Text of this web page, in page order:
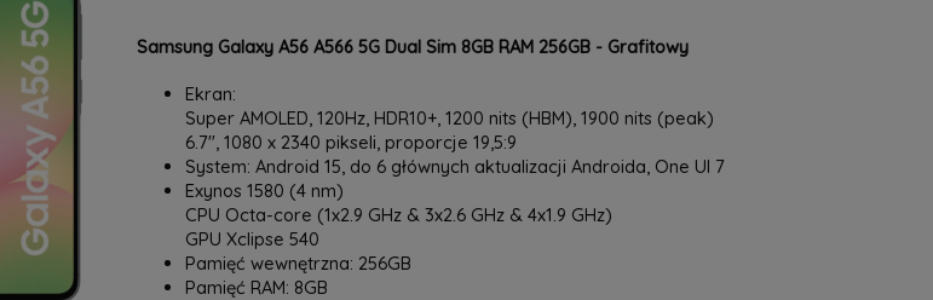
Samsung Galaxy A56 A566 5G Dual Sim 8GB RAM 256GB - Grafitowy
Ekran:
Super AMOLED, 120Hz, HDR10+, 1200 nits (HBM), 1900 nits (peak)
6.7", 1080 x 2340 pikseli, proporcje 19,5:9
System: Android 15, do 6 głównych aktualizacji Androida, One UI 7
Exynos 1580 (4 nm)
CPU Octa-core (1x2.9 GHz & 3x2.6 GHz & 4x1.9 GHz)
GPU Xclipse 540
Pamięć wewnętrzna: 256GB
Pamięć RAM: 8GB